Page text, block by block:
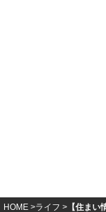
HOME ライフ
【住まい